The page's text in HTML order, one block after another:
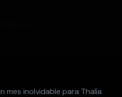
mes inolvidable para Thalía